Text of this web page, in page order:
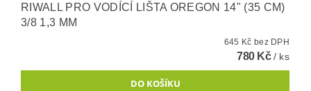
RIWALL PRO VODÍCÍ LIŠTA OREGON 14" (35 CM)
3/8 1,3 MM
645 Kč bez DPH
780 Kč/ ks